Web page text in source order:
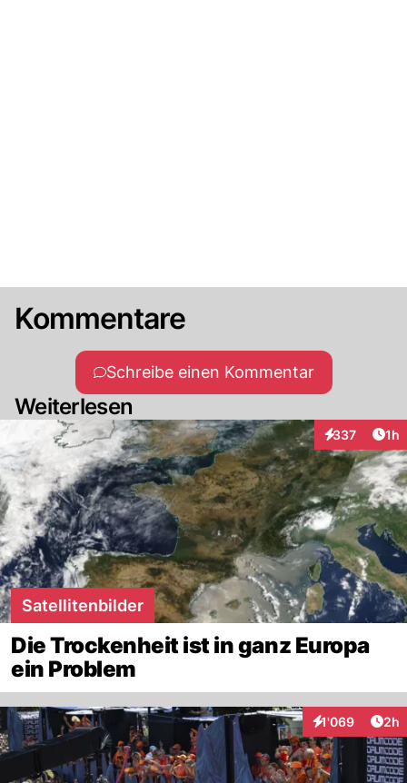
Kommentare
Schreibe einen Kommentar
Weiterlesen
337
Interaktionen
1h
Satellitenbilder
Die Trockenheit ist in ganz Europa
ein Problem
1'069
Interaktionen2h